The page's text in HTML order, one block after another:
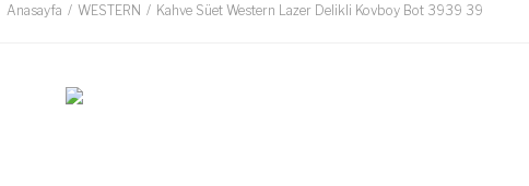
Anasayfa WESTERN Kahve Süet Western Lazer Delikli Kovboy Bot 3939 39